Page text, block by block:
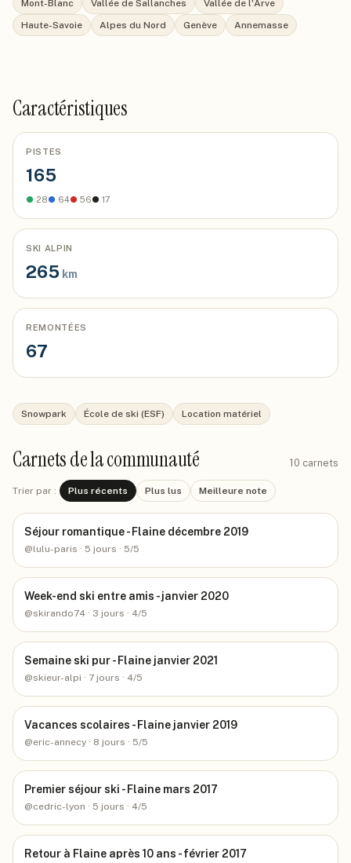
Mont-Blanc Vallée de Sallanches
Vallée de l'Arve
Haute-Savoie
Alpes du Nord Genève Annemasse
Caractéristiques
PISTES
165
● 28● 64● 56● 17
SKI ALPIN
265 km
REMONTÉES
67
Snowpark École de ski (ESF) Location matériel
Carnets de la communauté 10 carnets
Trier par : Plus récents Plus lus Meilleure note
Séjour romantique - Flaine décembre 2019
@lulu-paris · 5 jours · 5/5
Week-end ski entre amis - janvier 2020
@skirando74 · 3 jours · 4/5
Semaine ski pur - Flaine janvier 2021
@skieur-alpi · 7 jours · 4/5
Vacances scolaires - Flaine janvier 2019
@eric-annecy · 8 jours · 5/5
Premier séjour ski - Flaine mars 2017
@cedric-lyon · 5 jours · 4/5
Retour à Flaine après 10 ans - février 2017